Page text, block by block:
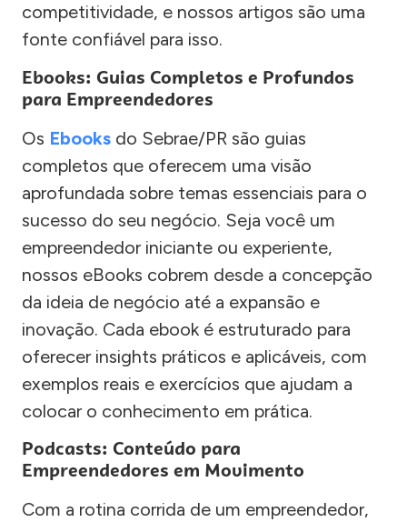
competitividade, e nossos artigos são uma
fonte confiável para isso.
Ebooks: Guias Completos e Profundos
para Empreendedores
Os Ebooks do Sebrae/PR são guias
completos que oferecem uma visão
aprofundada sobre temas essenciais para o
sucesso do seu negócio. Seja você um
empreendedor iniciante ou experiente,
nossos eBooks cobrem desde a concepção
da ideia de negócio até a expansão e
inovação. Cada ebook é estruturado para
oferecer insights práticos e aplicáveis, com
exemplos reais e exercícios que ajudam a
colocar o conhecimento em prática.
Podcasts: Conteúdo para
Empreendedores em Movimento
Com a rotina corrida de um empreendedor,